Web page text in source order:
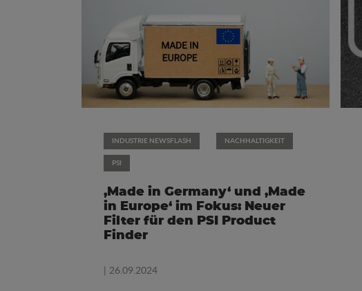
INDUSTRIE NEWSFLASH NACHHALTIGKEIT
PSI
‚Made in Germany‘ und ‚Made
in Europe‘ im Fokus: Neuer
Filter für den PSI Product
Finder
| 26.09.2024